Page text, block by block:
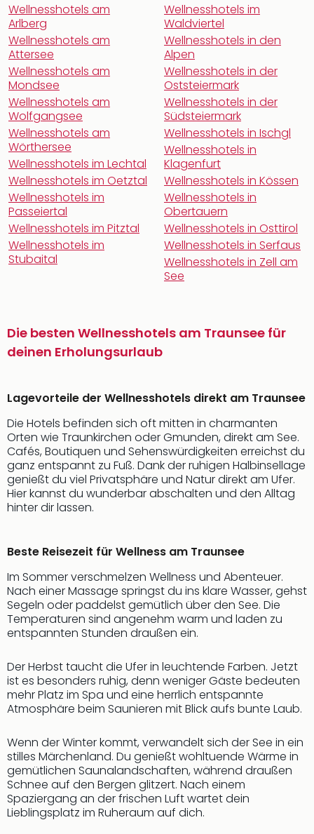
Wellnesshotels am
Arlberg
Wellnesshotels am
Attersee
Wellnesshotels am
Mondsee
Wellnesshotels am
Wolfgangsee
Wellnesshotels am
Wörthersee
Wellnesshotels im Lechtal
Wellnesshotels im Oetztal
Wellnesshotels im
Passeiertal
Wellnesshotels im Pitztal
Wellnesshotels im
Stubaital
Wellnesshotels im
Waldviertel
Wellnesshotels in den
Alpen
Wellnesshotels in der
Oststeiermark
Wellnesshotels in der
Südsteiermark
Wellnesshotels in Ischgl
Wellnesshotels in
Klagenfurt
Wellnesshotels in Kössen
Wellnesshotels in
Obertauern
Wellnesshotels in Osttirol
Wellnesshotels in Serfaus
Wellnesshotels in Zell am
See
Die besten Wellnesshotels am Traunsee für
deinen Erholungsurlaub
Lagevorteile der Wellnesshotels direkt am Traunsee
Die Hotels befinden sich oft mitten in charmanten
Orten wie Traunkirchen oder Gmunden, direkt am See.
Cafés, Boutiquen und Sehenswürdigkeiten erreichst du
ganz entspannt zu Fuß. Dank der ruhigen Halbinsellage
genießt du viel Privatsphäre und Natur direkt am Ufer.
Hier kannst du wunderbar abschalten und den Alltag
hinter dir lassen.
Beste Reisezeit für Wellness am Traunsee
Im Sommer verschmelzen Wellness und Abenteuer.
Nach einer Massage springst du ins klare Wasser, gehst
Segeln oder paddelst gemütlich über den See. Die
Temperaturen sind angenehm warm und laden zu
entspannten Stunden draußen ein.
Der Herbst taucht die Ufer in leuchtende Farben. Jetzt
ist es besonders ruhig, denn weniger Gäste bedeuten
mehr Platz im Spa und eine herrlich entspannte
Atmosphäre beim Saunieren mit Blick aufs bunte Laub.
Wenn der Winter kommt, verwandelt sich der See in ein
stilles Märchenland. Du genießt wohltuende Wärme in
gemütlichen Saunalandschaften, während draußen
Schnee auf den Bergen glitzert. Nach einem
Spaziergang an der frischen Luft wartet dein
Lieblingsplatz im Ruheraum auf dich.